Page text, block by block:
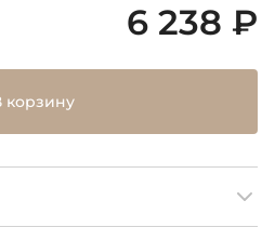
6 238 ₽
корзину